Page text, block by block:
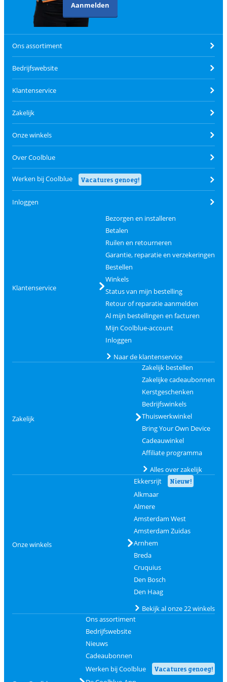
Aanmelden
Ons assortiment
Bedrijfswebsite
Klantenservice
Zakelijk
Onze winkels
Over Coolblue
Werken bij Coolblue Vacatures genoeg!
Inloggen
Klantenservice
Bezorgen en installeren
Betalen
Ruilen en retourneren
Garantie, reparatie en verzekeringen
Bestellen
Winkels
Status van mijn bestelling
Retour of reparatie aanmelden
Al mijn bestellingen en facturen
Mijn Coolblue-account
Inloggen
Naar de klantenservice
Zakelijk
Zakelijk bestellen
Zakelijke cadeaubonnen
Kerstgeschenken
Bedrijfswinkels
Thuiswerkwinkel
Bring Your Own Device
Cadeauwinkel
Affiliate programma
Alles over zakelijk
Onze winkels
Ekkersrijt Nieuw!
Alkmaar
Almere
Amsterdam West
Amsterdam Zuidas
Arnhem
Breda
Cruquius
Den Bosch
Den Haag
Bekijk al onze 22 winkels
Ons assortiment
Bedrijfswebsite
Nieuws
Cadeaubonnen
Werken bij Coolblue
Vacatures genoeg!